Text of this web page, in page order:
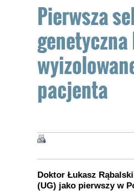
Pierwsza
pacjenta
Doktor Łukasz
(UG) jako pierwszy w